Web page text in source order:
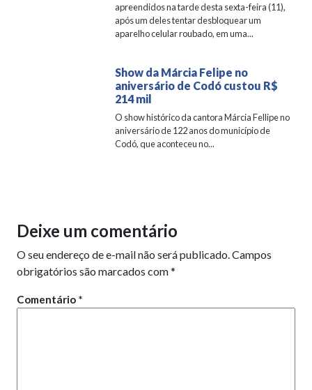
apreendidos na tarde desta sexta-feira (11),
após um deles tentar desbloquear um
aparelho celular roubado, em uma...
Show da Márcia Felipe no
aniversário de Codó custou R$
214 mil
O show histórico da cantora Márcia Fellipe no
aniversário de 122 anos do município de
Codó, que aconteceu no...
Deixe um comentário
O seu endereço de e-mail não será publicado. Campos
obrigatórios são marcados com*
Comentário *